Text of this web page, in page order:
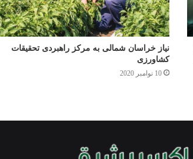
نیاز خراسان شمالی به مرکز راهبردی تحقیقات
کشاورزی
10 نوامبر 2020